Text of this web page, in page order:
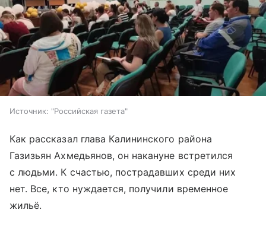
Источник: "Российская газета"
Как рассказал глава Калининского района
Газизьян Ахмедьянов, он накануне встретился
с людьми. К счастью, пострадавших среди них
нет. Все, кто нуждается, получили временное
жильё.